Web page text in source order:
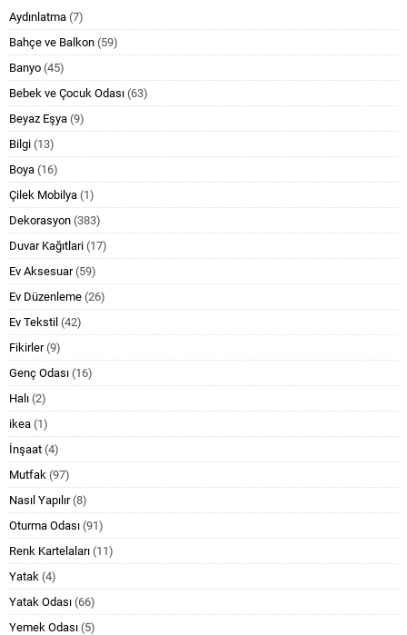
Aydınlatma (7)
Bahçe ve Balkon (59)
Banyo (45)
Bebek ve Çocuk Odası (63)
Beyaz Eşya (9)
Bilgi (13)
Boya (16)
Çilek Mobilya (1)
Dekorasyon (383)
Duvar Kağıtlari (17)
Ev Aksesuar(59)
Ev Düzenleme (26)
Ev Tekstil (42)
Fikirler(9)
Genç Odası (16)
Halı (2)
ikea (1)
İnşaat (4)
Mutfak (97)
Nasıl Yapılır(8)
Oturma Odası (91)
Renk Kartelaları (11)
Yatak (4)
Yatak Odası (66)
Yemek Odası (5)